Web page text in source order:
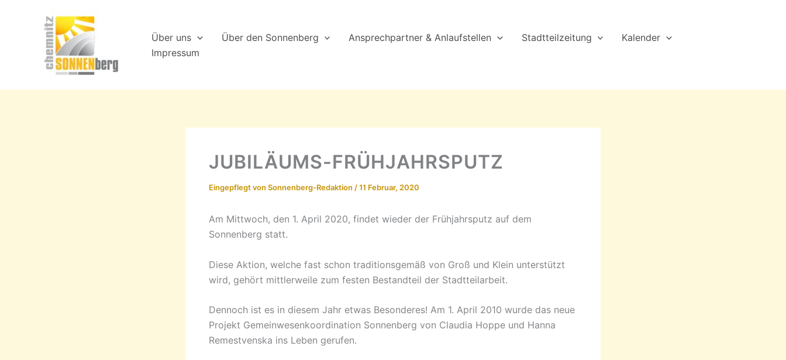
Über uns Über den Sonnenberg Ansprechpartner & Anlaufstellen Stadtteilzeitung
Kalender
Impressum
JUBILÄUMS-FRÜHJAHRSPUTZ
Eingepflegt von Sonnenberg-Redaktion /11 Februar, 2020
Am Mittwoch, den 1. April 2020, findet wieder der Frühjahrsputz auf dem
Sonnenberg statt.
Diese Aktion, welche fast schon traditionsgemäß von Groß und Klein unterstützt
wird, gehört mittlerweile zum festen Bestandteil der Stadtteilarbeit.
Dennoch ist es in diesem Jahr etwas Besonderes! Am 1. April 2010 wurde das neue
Projekt Gemeinwesenkoordination Sonnenberg von Claudia Hoppe und Hanna
Remestvenska ins Leben gerufen.